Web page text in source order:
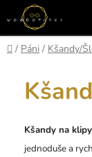
Přejít
na
obsah
Domů
/ Páni / Kšandy/
Kšandy na klipy
jednoduše a